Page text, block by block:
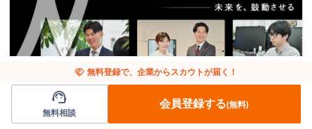
営業
【那覇拠点：セールス急募】未経験OK！顧客デ
handshake 無料登録で、企業からスカウトが届く！
support_agent
無料相談
会員登録する(無料)